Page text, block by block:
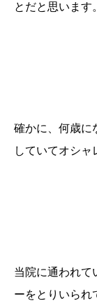
とだと思います。
確かに、何歳に
していてオシャ
当院に通われて
ーをとりいられ